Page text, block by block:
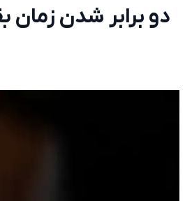
مادر و کودکدو برابر شدن زمان